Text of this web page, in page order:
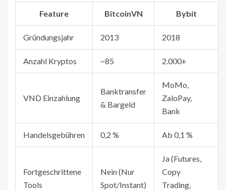
Feature
BitcoinVN Bybit
Gründungsjahr 2013 2018
Anzahl Kryptos ~85 2.000+
VND Einzahlung
Banktransfer
& Bargeld
MoMo,
ZaloPay,
Bank
Handelsgebühren 0,2 % Ab 0,1 %
Fortgeschrittene
Tools
Nein (Nur
Spot/Instant)
Ja (Futures,
Copy
Trading,